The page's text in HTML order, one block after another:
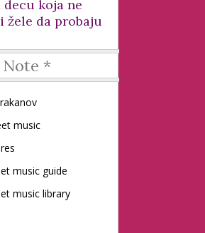
decu koja ne
žele da probaju
*
music
music guide
music library